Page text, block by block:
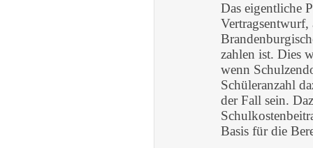
Das eigentliche
Vertragsentwurf,
zahlen ist. Dies
wenn
Schüleranzahl
der Fall sein.
Basis für die